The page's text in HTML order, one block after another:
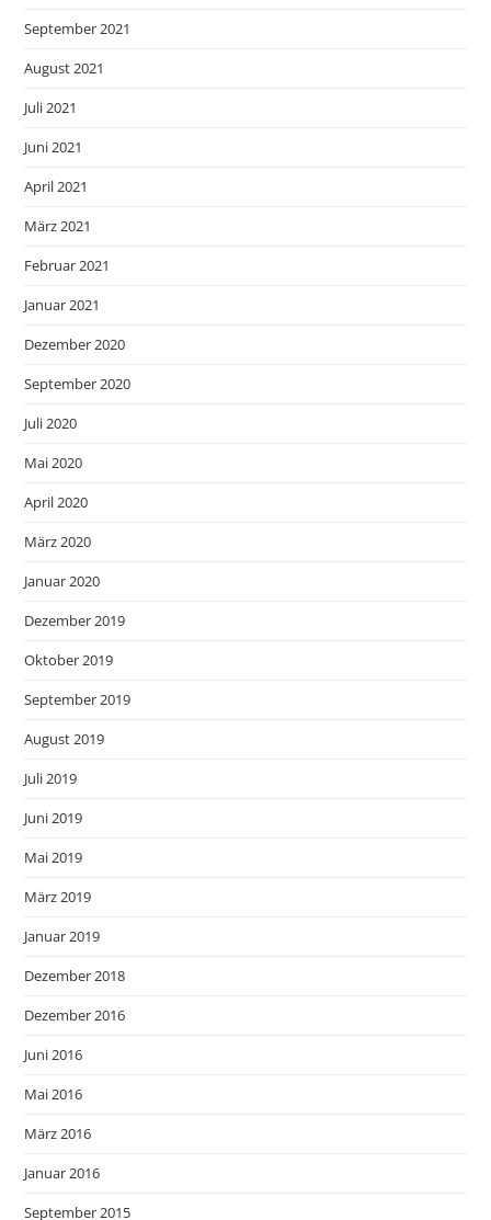
September 2021
August 2021
Juli 2021
Juni 2021
April 2021
März 2021
Februar 2021
Januar 2021
Dezember 2020
September 2020
Juli 2020
Mai 2020
April 2020
März 2020
Januar 2020
Dezember 2019
Oktober 2019
September 2019
August 2019
Juli 2019
Juni 2019
Mai 2019
März 2019
Januar 2019
Dezember 2018
Dezember 2016
Juni 2016
Mai 2016
März 2016
Januar 2016
September 2015